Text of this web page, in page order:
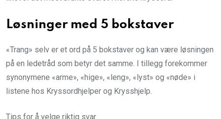
Løsninger med 5 bokstaver
«Trang» selv er et ord på 5 bokstaver og kan være løsningen
på en ledetråd som betyr det samme. I tillegg forekommer
synonymene «arme», «hige», «leng», «lyst» og «nøde» i
listene hos Kryssordhjelper og Krysshjelp.
Tips for å velge riktig svar